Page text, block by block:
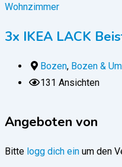
Wohnzimmer
3x IKEA LACK
Bozen, Bozen &
131 Ansichten
Angeboten von
Bitte logg dich ein um den